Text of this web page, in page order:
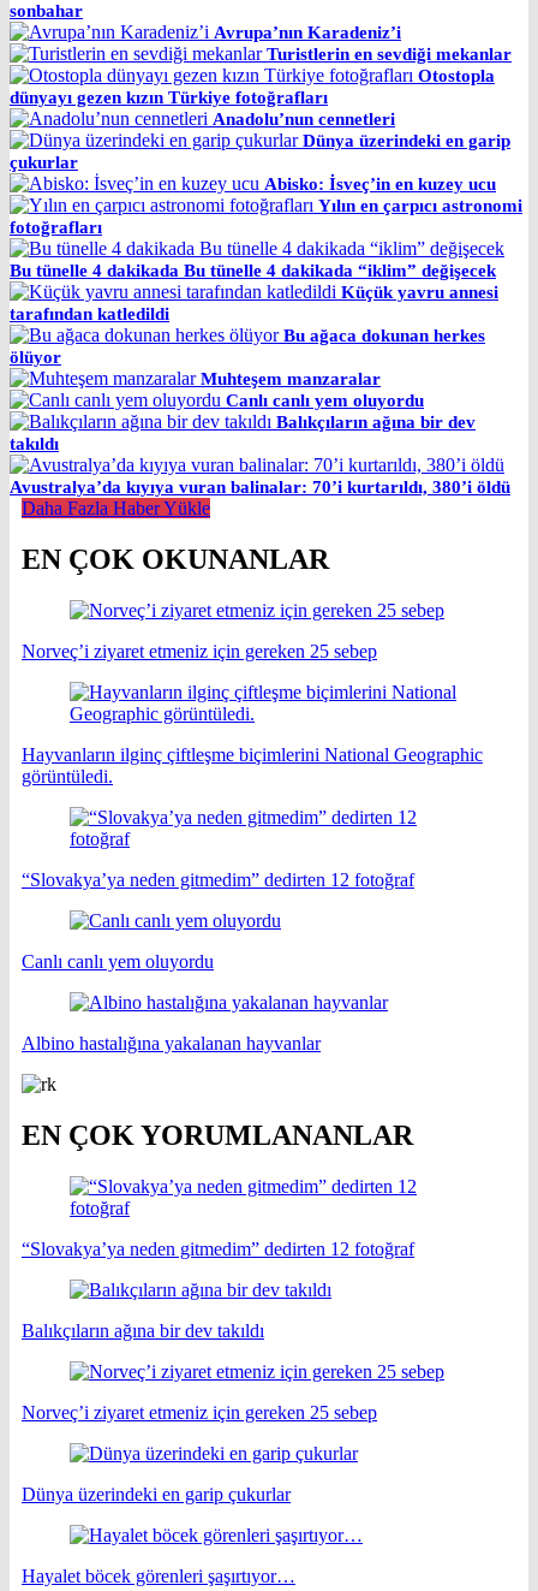
sonbahar
Avrupa’nın Karadeniz’i
Turistlerin en sevdiği mekanlar
Otostopla
dünyayı gezen kızın Türkiye fotoğrafları
Anadolu’nun cennetleri
Dünya üzerindeki en garip
çukurlar
Abisko: İsveç’in en kuzey ucu
Yılın en çarpıcı astronomi
fotoğrafları
Bu tünelle 4 dakikada Bu tünelle 4 dakikada “iklim” değişecek
Küçük yavru annesi
tarafından katledildi
Bu ağaca dokunan herkes
ölüyor
Muhteşem manzaralar
Canlı canlı yem oluyordu
Balıkçıların ağına bir dev
takıldı
Avustralya’da kıyıya vuran balinalar: 70’i kurtarıldı, 380’i öldü
Daha Fazla Haber Yükle
EN ÇOK OKUNANLAR
Norveç’i ziyaret etmeniz için gereken 25 sebep
Hayvanların ilginç çiftleşme biçimlerini National Geographic
görüntüledi.
“Slovakya’ya neden gitmedim” dedirten 12 fotoğraf
Canlı canlı yem oluyordu
Albino hastalığına yakalanan hayvanlar
EN ÇOK YORUMLANANLAR
“Slovakya’ya neden gitmedim” dedirten 12 fotoğraf
Balıkçıların ağına bir dev takıldı
Norveç’i ziyaret etmeniz için gereken 25 sebep
Dünya üzerindeki en garip çukurlar
Hayalet böcek görenleri şaşırtıyor…